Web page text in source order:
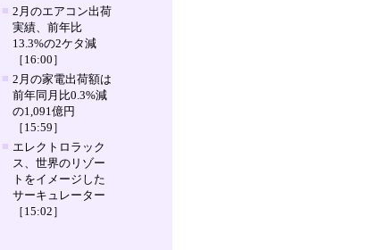
■ 2月のエアコン出荷
実績、前年比
13.3%の2ケタ減
［16:00］
■ 2月の家電出荷額は
前年同月比0.3%減
の1,091億円
［15:59］
■ エレクトロラック
ス、世界のリゾー
トをイメージした
サーキュレーター
［15:02］